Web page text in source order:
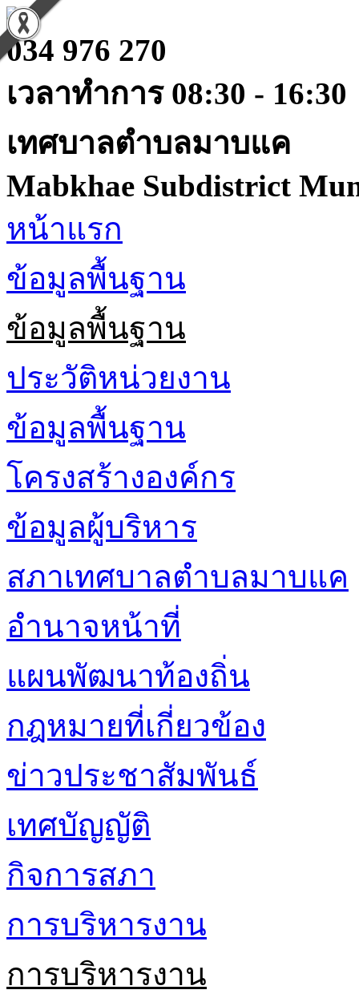
034 976 270
เวลาทำการ 08:30 - 16:30
เทศบาลตำบลมาบแค
Mabkhae Subdistrict
หน้าแรก
ข้อมูลพื้นฐาน
ข้อมูลพื้นฐาน
ประวัติหน่วยงาน
ข้อมูลพื้นฐาน
โครงสร้างองค์กร
ข้อมูลผู้บริหาร
สภาเทศบาลตำบลมาบแค
อำนาจหน้าที่
แผนพัฒนาท้องถิ่น
กฎหมายที่เกี่ยวข้อง
ข่าวประชาสัมพันธ์
เทศบัญญัติ
กิจการสภา
การบริหารงาน
การบริหารงาน